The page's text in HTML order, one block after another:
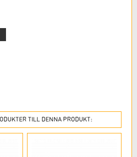
TILL DENNA PRODUKT: